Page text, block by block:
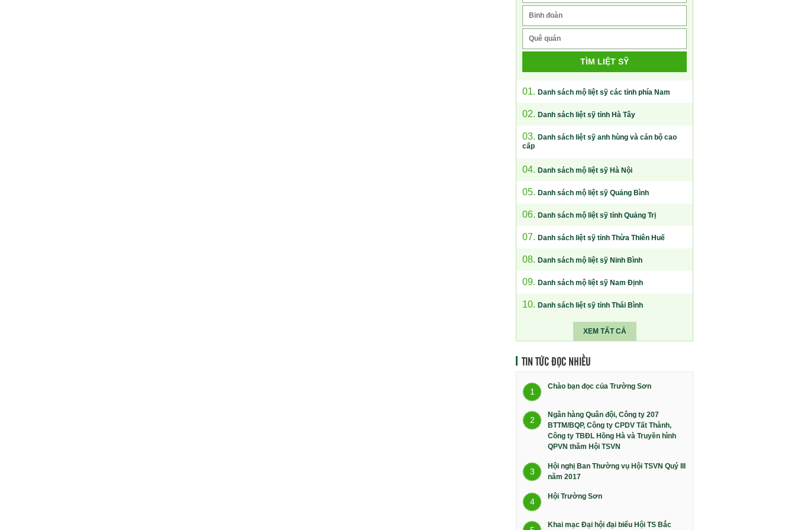
TÌM LIỆT SỸ
01. Danh sách mộ liệt sỹ các tỉnh phía Nam
02. Danh sách liệt sỹ tỉnh Hà Tây
03. Danh sách liệt sỹ anh hùng và cán bộ cao
cấp
04. Danh sách mộ liệt sỹ Hà Nội
05. Danh sách mộ liệt sỹ Quảng Bình
06. Danh sách mộ liệt sỹ tỉnh Quảng Trị
07. Danh sách liệt sỹ tỉnh Thừa Thiên Huế
08. Danh sách mộ liệt sỹ Ninh Bình
09. Danh sách mộ liệt sỹ Nam Định
10. Danh sách liệt sỹ tỉnh Thái Bình
XEM TẤT CẢ
TIN TỨC ĐỌC NHIỀU
1
Chào bạn đọc của Trường Sơn
2
Ngân hàng Quân đội, Công ty 207
BTTM/BQP, Công ty CPDV Tất Thành,
Công ty TBĐL Hồng Hà và Truyền hình
QPVN thăm Hội TSVN
3
Hội nghị Ban Thường vụ Hội TSVN Quý III
năm 2017
4
Hội Trường Sơn
Khai mạc Đại hội đại biểu Hội TS Bắc